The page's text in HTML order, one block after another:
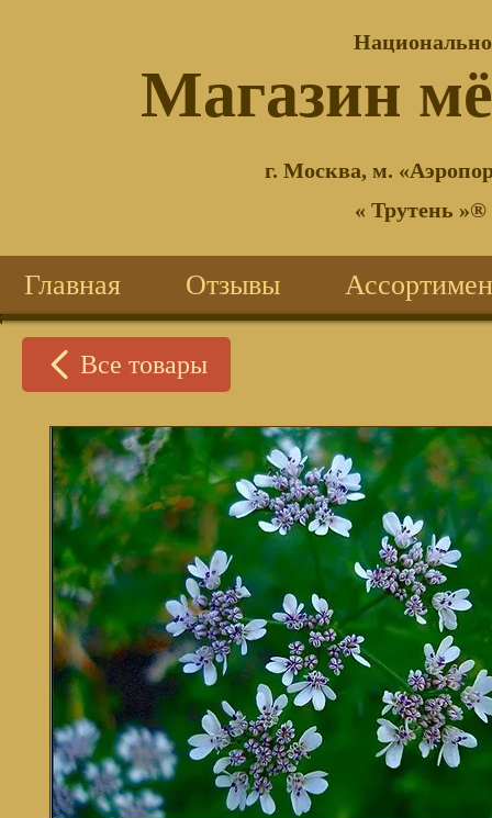
®
Магазин
г. Москва, м.
« Трутень
Главная Отзывы
Все товары